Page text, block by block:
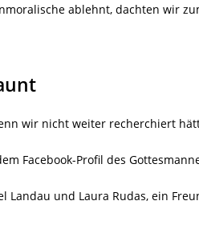
ablehnt, dachten wir
wir nicht weiter recherchiert
Facebook-Profil des
und Laura Rudas, ein